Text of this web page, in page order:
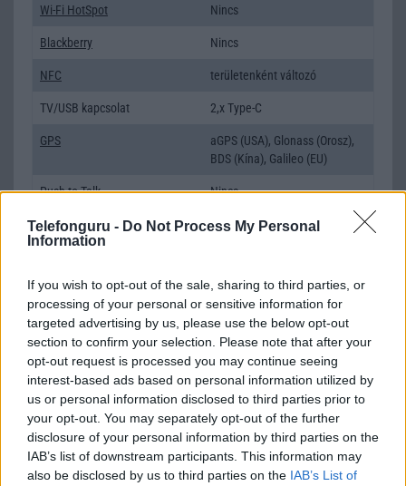
Telefonguru - Do Not Process My Personal
Information
If you wish to opt-out of the sale, sharing to third parties, or
processing of your personal or sensitive information for
targeted advertising by us, please use the below opt-out
section to confirm your selection. Please note that after your
opt-out request is processed you may continue seeing
interest-based ads based on personal information utilized by
us or personal information disclosed to third parties prior to
your opt-out. You may separately opt-out of the further
disclosure of your personal information by third parties on the
IAB’s list of downstream participants. This information may
also be disclosed by us to third parties on the IAB’s List of
Wi-Fi HotSpot Nincs
Blackberry Nincs
NFC területenként változó
TV/USB kapcsolat 2,x Type-C
GPS
aGPS (USA), Glonass (Orosz),
BDS (Kína), Galileo (EU)
Push to Talk Nincs
AKKUMULÁTOR
Készenléti idő h /
Cserélhetőség
Az akkumulátor nem vehetõ ki!
Beszélgetési idő h /
Gyorstöltés
18W-os gyorstöltés
ALKALMAZÁSOK ÉS ÉRZÉKELŐK
Java Nincs
Flash Ujjlenyomat olvasó Fingerprint sensor